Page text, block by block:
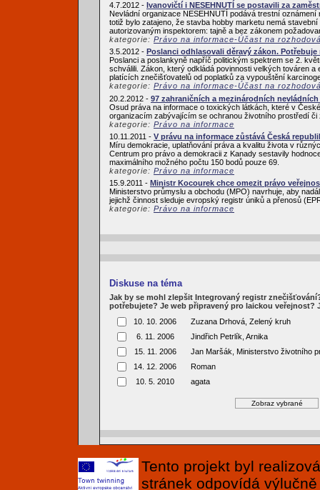
4.7.2012 - Ivanovičtí i NESEHNUTÍ se postavili za
Nevládní organizace NESEHNUTÍ podává trestní
totiž bylo zatajeno, že stavba hobby marketu nemá
autorizovaným inspektorem: tajně a bez zákonem
kategorie: Právo na informace-Účast na
3.5.2012 - Poslanci odhlasovali děravý zákon. Potřebuje
Poslanci a poslankyně napříč politickým spektrem se 2.
schválili. Zákon, který odkládá povinnosti velkých továren
platících znečišťovatelů od poplatků za vypouštění
kategorie: Právo na informace-Účast na
20.2.2012 - 97 zahraničních a mezinárodních
Osud práva na informace o toxických látkách, které v
organizacím zabývajícím se ochranou životního prostředí či
kategorie: Právo na informace
10.11.2011 - V právu na informace zůstává Česká
Míru demokracie, uplatňování práva a kvalitu života v
Centrum pro právo a demokracii z Kanady sestavily
maximálního možného počtu 150 bodů pouze 69.
kategorie: Právo na informace
15.9.2011 - Ministr Kocourek chce omezit právo
Ministerstvo průmyslu a obchodu (MPO) navrhuje, aby
jejichž činnost sleduje evropský registr úniků a přenosů
kategorie: Právo na informace
Diskuse na téma
Jak by se mohl zlepšit Integrovaný registr
potřebujete? Je web připravený pro laickou veřejnost?
10. 10. 2006
Zuzana Drhová, Zelený kruh
6. 11. 2006
Jindřich Petrlík, Arnika
15. 11. 2006
Jan Maršák, Ministerstvo životního
14. 12. 2006
Roman
10. 5. 2010
agata
Tento projekt byl
stránek odpovídá